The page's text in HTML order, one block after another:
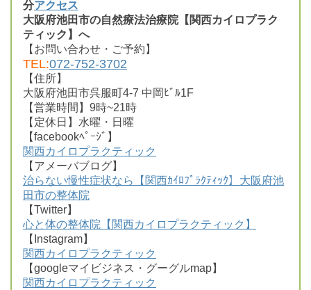
分アクセス
大阪府池田市の自然療法治療院【関西カイロプラク
ティック】へ
【お問い合わせ・ご予約】
TEL:072-752-3702
【住所】
大阪府池田市呉服町4-7 中岡ﾋﾞﾙ1F
【営業時間】9時~21時
【定休日】水曜・日曜
【facebookﾍﾟｰｼﾞ】
関西カイロプラクティック
【アメーバブログ】
治らない慢性症状なら【関西ｶｲﾛﾌﾟﾗｸﾃｨｯｸ】大阪府池
田市の整体院
【Twitter】
心と体の整体院【関西カイロプラクティック】
【Instagram】
関西カイロプラクティック
【googleマイビジネス・グーグルmap】
関西カイロプラクティック